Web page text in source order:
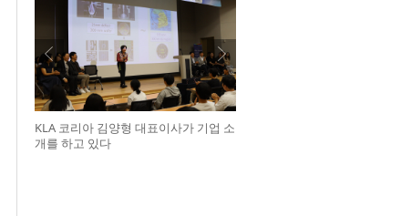
KLA 코리아 김양형 대표이사가 기업 소
개를 하고 있다